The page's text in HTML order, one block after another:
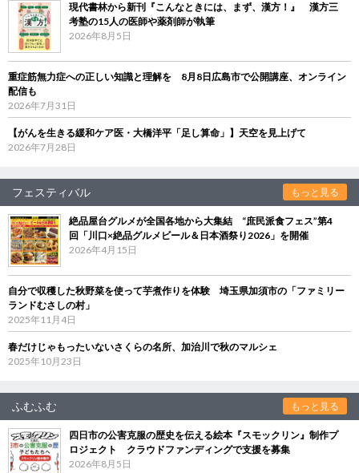
現代書林から新刊『こんなときには、まず、漢方！』 漢方三
考塾の15人の医師や薬剤師が執筆
2026年8月5日
重症筋無力症への正しい知識と理解を 8月8日広島市で公開講座、オンライン
配信も
2026年7月31日
【がんを生きる緩和ケア医・大橋洋平「足し算命」】天空を見上げて
2026年7月28日
フェスティバル もっと見る
絶品屋台グルメが全国各地から大集結 “庶民派食フェス”第4
回「川口×絶品グルメビール＆日本酒祭り2026」を開催
2026年4月15日
自分で収穫した秋野菜を使って芋煮作りを体験 埼玉県加須市の「ファミリー
ランドむさしの村」
2025年11月4日
春だけじゃもったいないさくらの名所、加治川で秋のマルシェ
2025年10月23日
ふむふむ もっと見る
四日市の公害克服の歴史を伝える絵本『スモックリン』制作プ
ロジェクト クラウドファンディングで支援を募集
2026年8月5日